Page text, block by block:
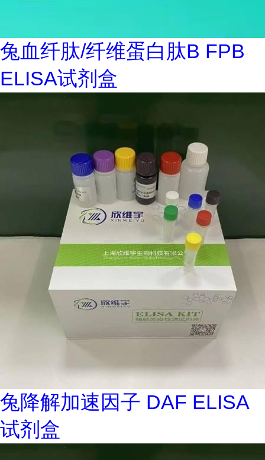
兔血纤肽/纤维蛋白肽B FPB
ELISA试剂盒
兔降解加速因子 DAF ELISA
试剂盒